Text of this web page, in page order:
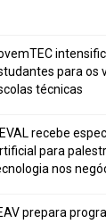
para os
técnicas
recebe
para
nos
prepara